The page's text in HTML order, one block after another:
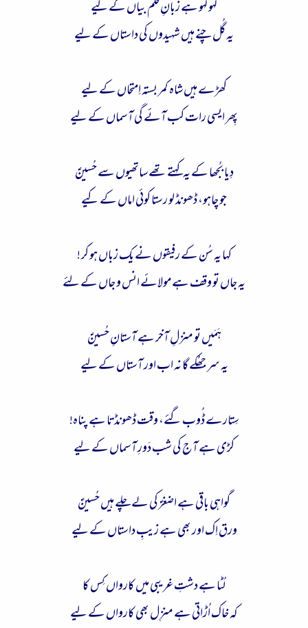
لہو لہو ہے زبانِ قلم بیاں کے لیے
یہ گُل چنے ہیں شہیدوں کی داستاں کے لیے
کھڑے ہیں شاہ کمر بستہ اِمتحاں کے لیے
پِھر ایسی رات کب آئے گی آسماں کے لیے
دِیا بُجھا کے یہ کہتے تھے ساتھیوں سے حُسینؑ
جو چاہو، ڈھونڈ لو رستا کوئی اماں کے کیے
کہا یہ سُن کے رفیقوں نے یک زباں ہو کر !
یہ جاں تو وقف ہےمولائے انس و جاں کے لئے
ہَمَیں تو منزلِ آخر ہے آستانِ حُسینؑ
یہ سر جھُکے گا نہ اب اور آستاں کے لیے
سِتارے ڈُوب گئے، وقت ڈھونڈتا ہے پناہ!
کڑی ہے آج کی شب دَورِ آسماں کے لیے
گواہی باقی ہے اضغرؑ کی لے چلے ہیں حُسینؑ
ورق اِک اور بھی ہے زیبِ داستاں کے لیے
لُٹا ہے دشتِ غریبی میں کارواں کِس کا
کہ خاک اُڑاتی ہے منزِل بھی کارواں کے لیے